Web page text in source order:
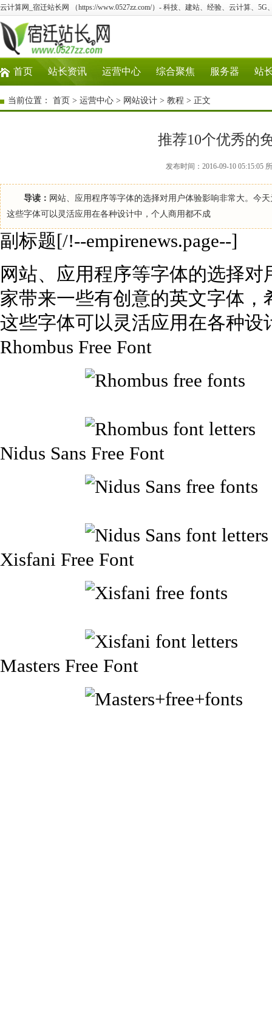
云计算网_宿迁站长网 （https://www.0527zz.com/）- 科技、建站、经验、云计算、5G
首页 站长资讯 运营中心 综合聚焦 服务器 站
当前位置： 首页 > 运营中心 > 网站设计 > 教程 > 正文
推荐10个优秀的
发布时间：2016-09-10 05:15:05
导读： 网站、应用程序等字体的选择对用户体验影响非常大。今
这些字体可以灵活应用在各种设计中，个人商用都不成
副标题[/!--empirenews.page--]
网站、应用程序等字体的选择
家带来一些有创意的英文字体
这些字体可以灵活应用在各种
Rhombus Free Font
Nidus Sans Free Font
Xisfani Free Font
Masters Free Font